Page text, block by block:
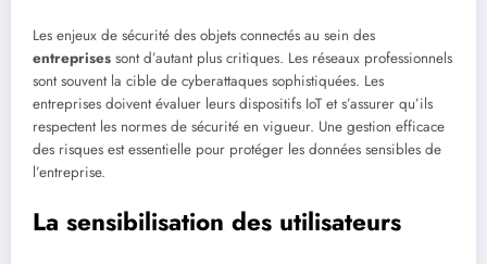
Les enjeux de sécurité des objets connectés au sein des
entreprises sont d’autant plus critiques. Les réseaux professionnels
sont souvent la cible de cyberattaques sophistiquées. Les
entreprises doivent évaluer leurs dispositifs IoT et s’assurer qu’ils
respectent les normes de sécurité en vigueur. Une gestion efficace
des risques est essentielle pour protéger les données sensibles de
l’entreprise.
La sensibilisation des utilisateurs